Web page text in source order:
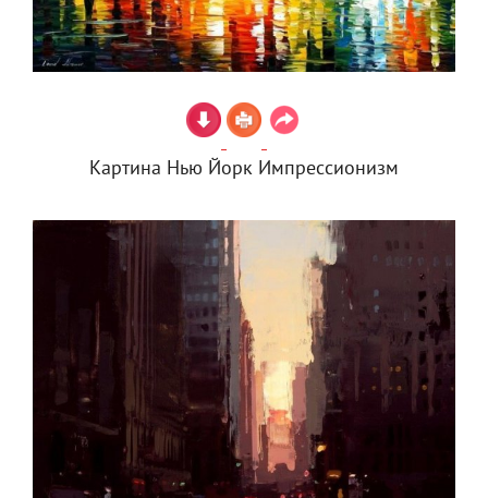
Картина Нью Йорк Импрессионизм